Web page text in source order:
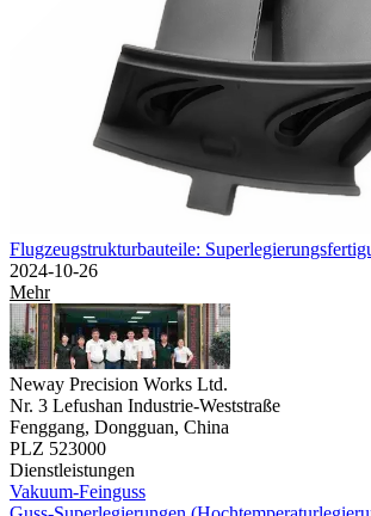
Flugzeugstrukturbauteile:
2024-10-26
Mehr
Neway Precision Works Ltd.
Nr. 3 Lefushan Industrie-Weststraße
Fenggang, Dongguan, China
PLZ 523000
Dienstleistungen
Vakuum-Feinguss